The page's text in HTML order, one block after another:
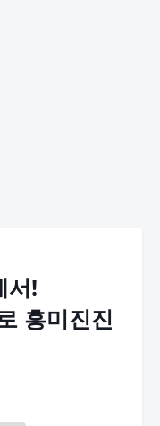
서!
흥미진진